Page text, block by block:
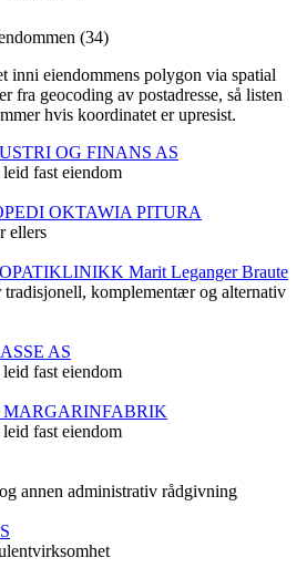
(34)
inni eiendommens polygon via spatial
fra geocoding av postadresse, så listen
hvis koordinatet er upresist.
OG FINANS AS
fast eiendom
OKTAWIA PITURA
ellers
Marit Leganger Braute
komplementær og alternativ
AS
fast eiendom
fast eiendom
annen administrativ rådgivning